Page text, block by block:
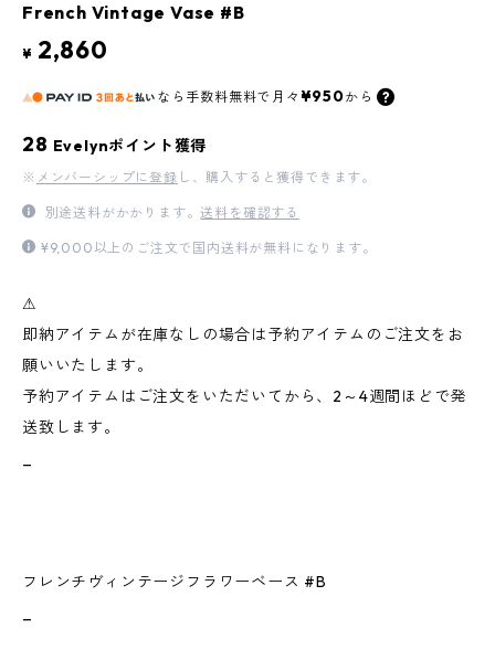
French Vintage Vase #B
¥ 2,860
なら 手数料無料で 月々 ¥950から
28 Evelynポイント獲得
※ メンバーシップに登録 し、購入すると獲得できます。
別途送料がかかります。送料を確認する
¥9,000以上のご注文で国内送料が無料になります。
⚠︎
即納アイテムが在庫なしの場合は予約アイテムのご注文をお
願いいたします。
予約アイテムはご注文をいただいてから、2～4週間ほどで発
送致します。
フレンチヴィンテージフラワーベース #B